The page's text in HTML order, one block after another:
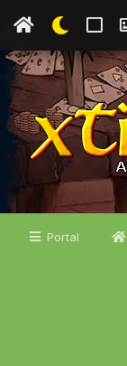
Portal